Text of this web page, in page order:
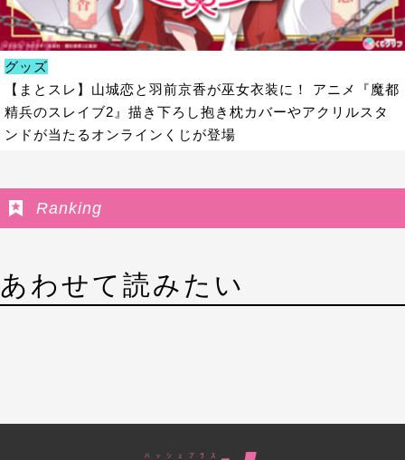
グッズ
【まとスレ】山城恋と羽前京香が巫女衣装に！ アニメ『魔都
精兵のスレイブ2』描き下ろし抱き枕カバーやアクリルスタ
ンドが当たるオンラインくじが登場
Ranking
あわせて読みたい